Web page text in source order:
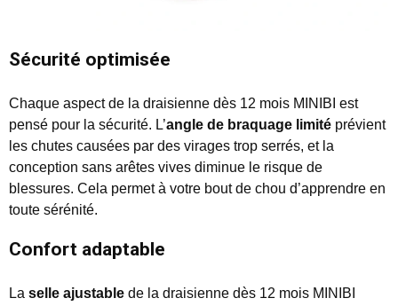
Sécurité optimisée
Chaque aspect de la draisienne dès 12 mois MINIBI est
pensé pour la sécurité. L’angle de braquage limité prévient
les chutes causées par des virages trop serrés, et la
conception sans arêtes vives diminue le risque de
blessures. Cela permet à votre bout de chou d’apprendre en
toute sérénité.
Confort adaptable
La selle ajustable de la draisienne dès 12 mois MINIBI